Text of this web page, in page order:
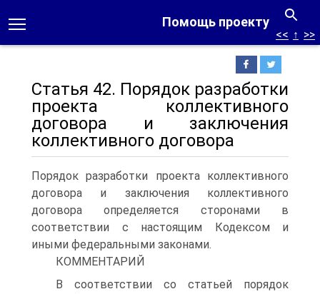
Помощь проекту
<< ↑ >>
Статья 42. Порядок разработки
проекта коллективного
договора и заключения
коллективного договора
Порядок разработки проекта коллективного
договора и заключения коллективного
договора определяется сторонами в
соответствии с настоящим Кодексом и
иными федеральными законами.
КОММЕНТАРИЙ
В соответствии со статьей порядок